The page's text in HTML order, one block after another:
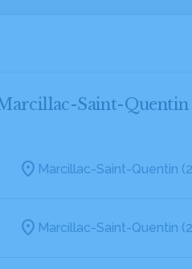
Saint-Quentin
Marcillac-Saint-Quentin
Marcillac-Saint-Quentin